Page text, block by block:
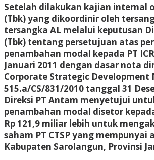
Setelah dilakukan kajian internal
(Tbk) yang dikoordinir oleh
tersangka AL melalui keputusan
(Tbk) tentang persetujuan atas
penambahan modal kepada PT
Januari 2011 dengan dasar nota
Corporate Strategic Development
515.a/CS/831/2010 tanggal 31
Direksi PT Antam menyetujui
penambahan modal disetor
Rp 121,9 miliar lebih untuk
saham PT CTSP yang mempunyai
Kabupaten Sarolangun, Provinsi